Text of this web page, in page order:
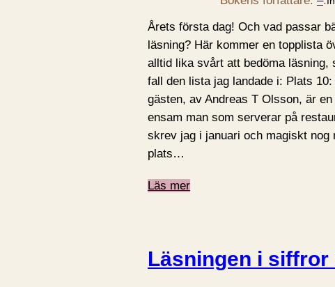
Årets första dag! Och vad passar
läsning? Här kommer en topplista
alltid lika svårt att bedöma
fall den lista jag landade i: Plats
gästen, av Andreas T Olsson, är
ensam man som serverar på
skrev jag i januari och magiskt nog
plats…
Läs mer
Läsningen i siffror